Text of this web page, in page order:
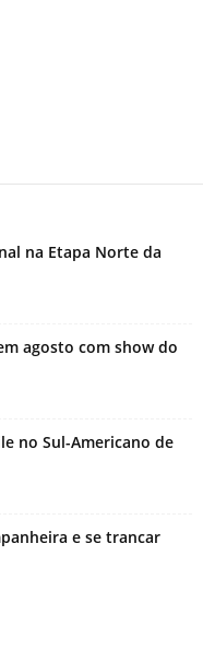
na Etapa Norte da
agosto com show do
no Sul-Americano de
e se trancar